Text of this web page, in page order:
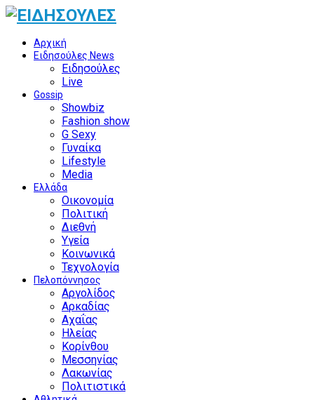
Αρχική
Ειδησούλες News
Ειδησούλες
Live
Gossip
Showbiz
Fashion show
G Sexy
Γυναίκα
Lifestyle
Media
Ελλάδα
Οικονομία
Πολιτική
Διεθνή
Υγεία
Κοινωνικά
Τεχνολογία
Πελοπόννησος
Αργολίδος
Αρκαδίας
Αχαΐας
Ηλείας
Κορίνθου
Μεσσηνίας
Λακωνίας
Πολιτιστικά